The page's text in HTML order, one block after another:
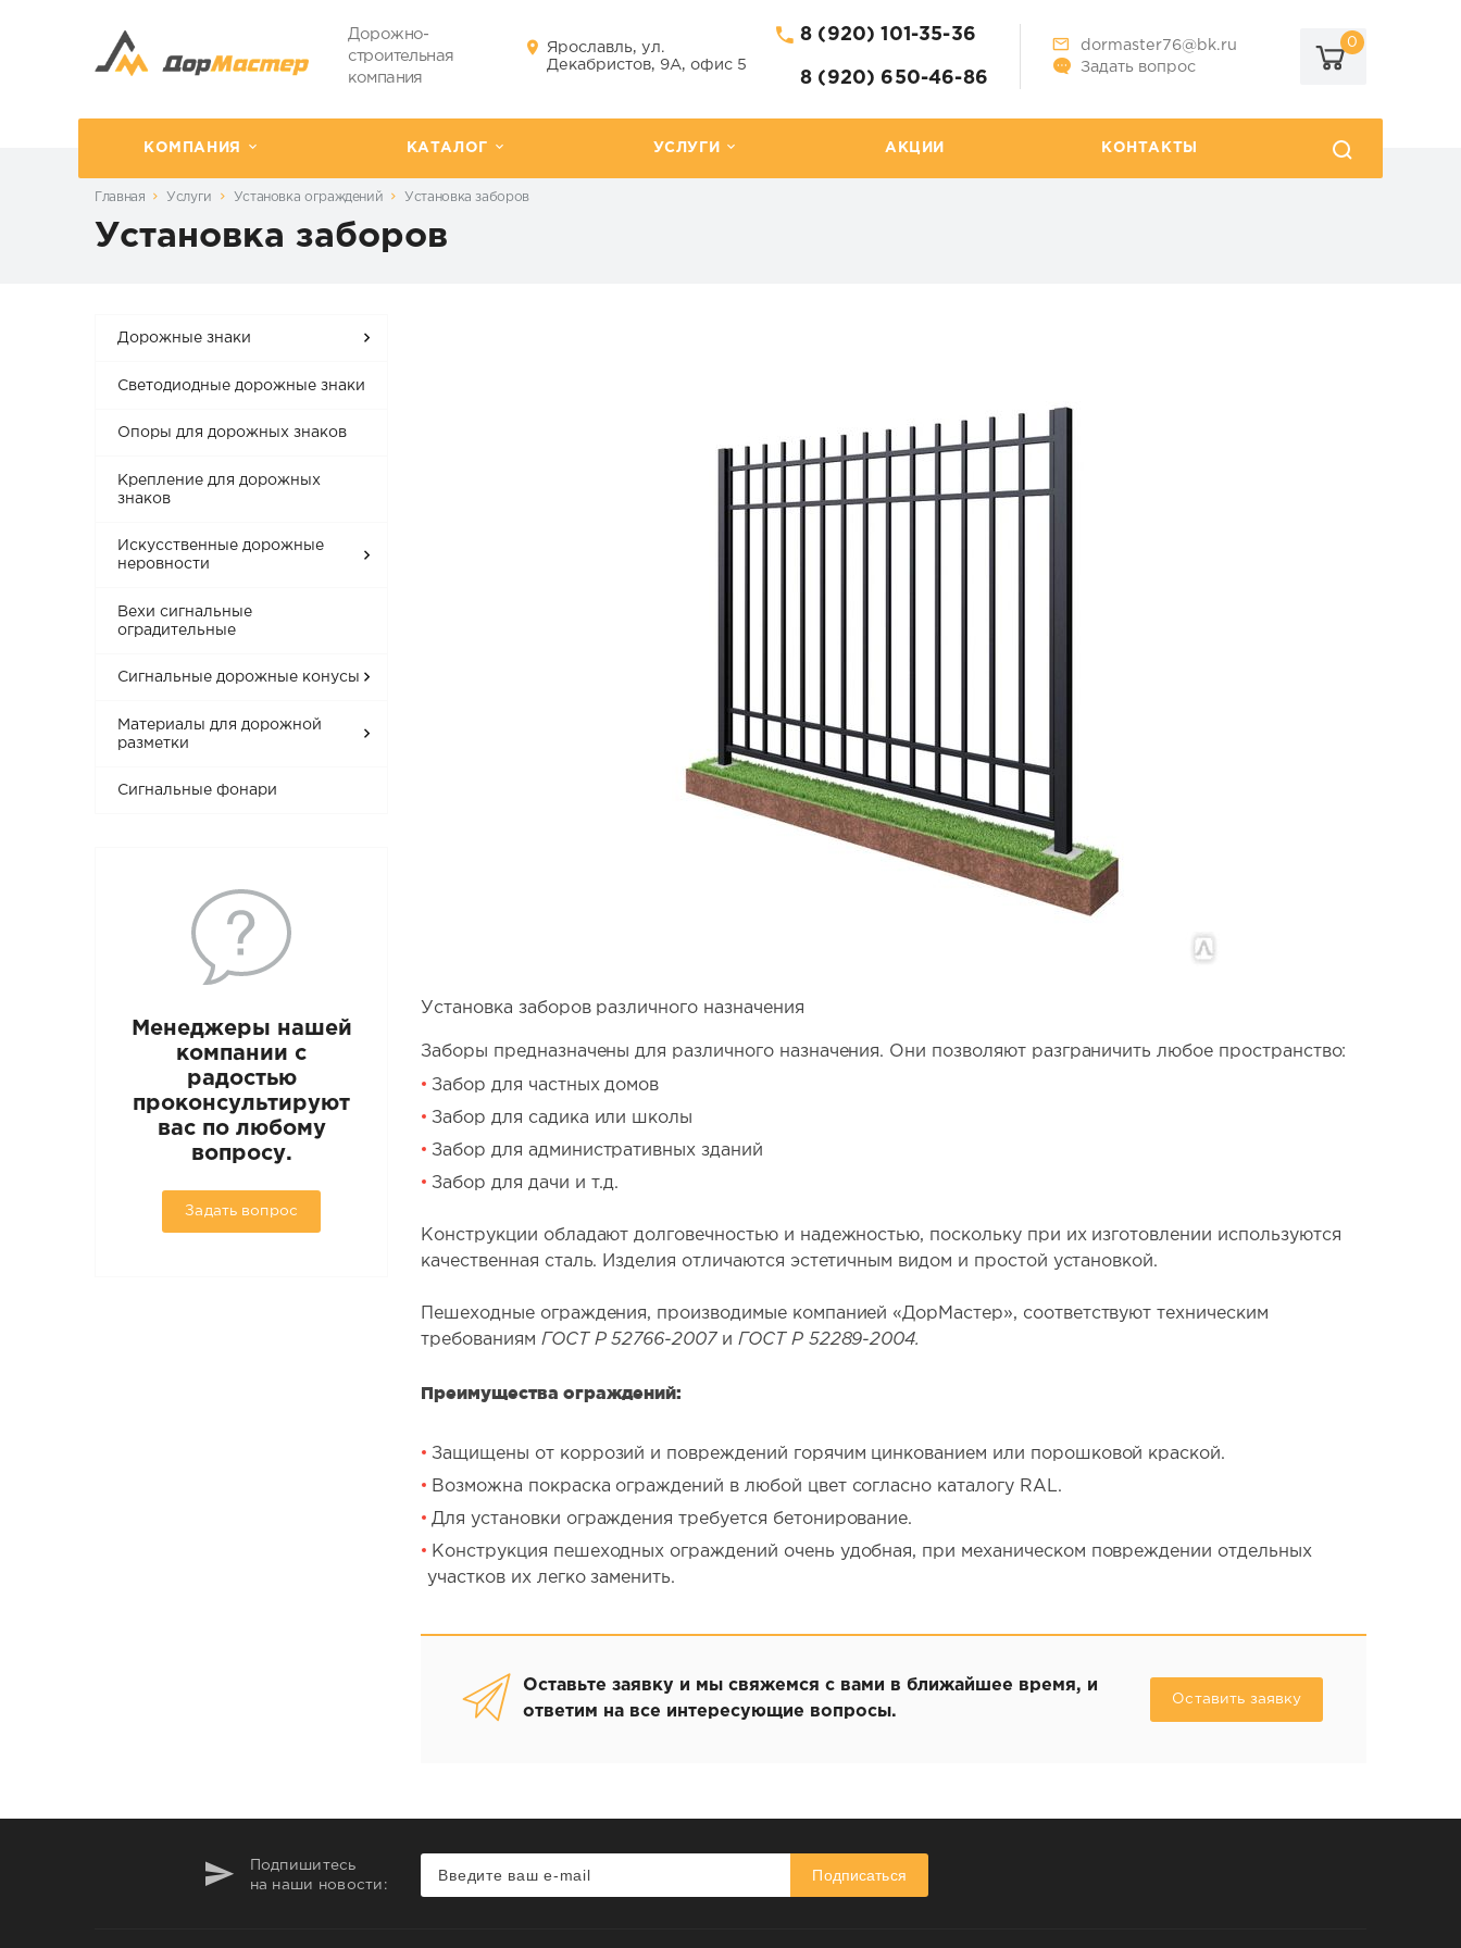
Дорожно-
строительная
компания
Ярославль, ул.
Декабристов, 9А, офис 5
8 (920) 101-35-36
8 (920) 650-46-86
dormaster76@bk.ru
Задать вопрос
0
КОМПАНИЯ КАТАЛОГ УСЛУГИ АКЦИИ КОНТАКТЫ
Главная Услуги Установка ограждений Установка заборов
Установка заборов
Дорожные знаки
Светодиодные дорожные знаки
Опоры для дорожных знаков
Крепление для дорожных
знаков
Искусственные дорожные
неровности
Вехи сигнальные
оградительные
Сигнальные дорожные конусы
Материалы для дорожной
разметки
Сигнальные фонари
Менеджеры нашей
компании с
радостью
проконсультируют
вас по любому
вопросу.
Задать вопрос
Установка заборов различного назначения
Заборы предназначены для различного назначения. Они позволяют разграничить любое пространство:
Забор для частных домов
Забор для садика или школы
Забор для административных зданий
Забор для дачи и т.д.
Конструкции обладают долговечностью и надежностью, поскольку при их изготовлении используются
качественная сталь. Изделия отличаются эстетичным видом и простой установкой.
Пешеходные ограждения, производимые компанией «ДорМастер», соответствуют техническим
требованиям ГОСТ Р 52766-2007и ГОСТ Р 52289-2004.
Преимущества ограждений:
Защищены от коррозий и повреждений горячим цинкованием или порошковой краской.
Возможна покраска ограждений в любой цвет согласно каталогу RAL.
Для установки ограждения требуется бетонирование.
Конструкция пешеходных ограждений очень удобная, при механическом повреждении отдельных
участков их легко заменить.
Оставьте заявку и мы свяжемся с вами в ближайшее время, и
ответим на все интересующие вопросы.
Оставить заявку
Подпишитесь
на наши новости:
Подписаться